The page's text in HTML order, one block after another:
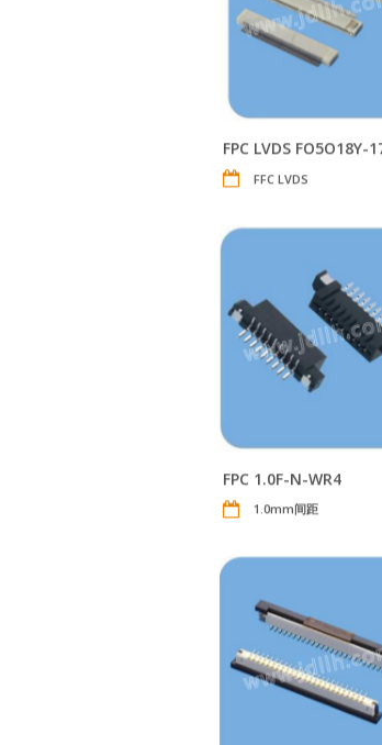
FPC LVDS FO5O18Y-
FFC LVDS
FPC 1.0F-N-WR4
1.0mm间距